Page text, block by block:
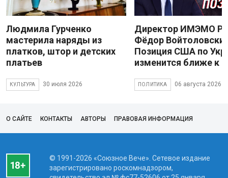
Людмила Гурченко
мастерила наряды из
платков, штор и детских
платьев
КУЛЬТУРА 30 июля 2026
Директор ИМЭМО
Фёдор
Позиция США по
изменится ближе к
ПОЛИТИКА 06 августа 2026
О САЙТЕ КОНТАКТЫ АВТОРЫ ПРАВОВАЯ ИНФОРМАЦИЯ
© 1991-2026 «Союзное Вече». Сетевое издание
зарегистрировано роскомнадзором,